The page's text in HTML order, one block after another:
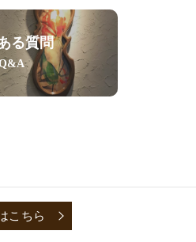
る質問
こちら